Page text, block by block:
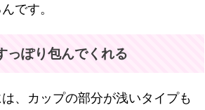
です。
っぽり包んでくれる
、カップの部分が浅いタイプも